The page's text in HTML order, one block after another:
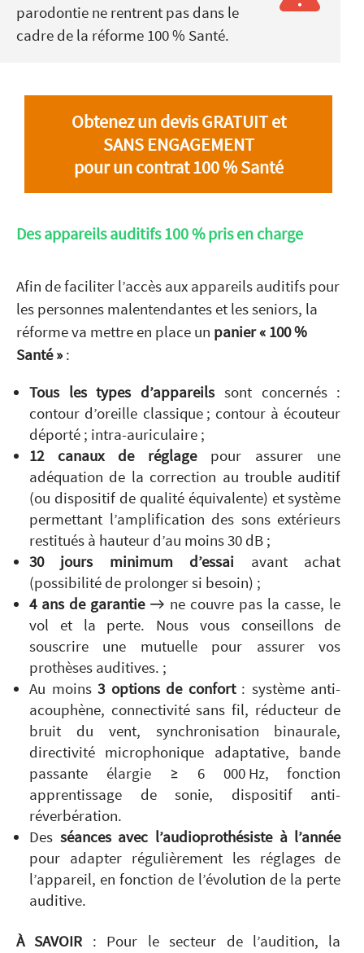
parodontie ne rentrent pas dans le
cadre de la réforme 100 % Santé.
Obtenez un devis GRATUIT et
SANS ENGAGEMENT
pour un contrat 100 % Santé
Des appareils auditifs 100 % pris en charge
Afin de faciliter l’accès aux appareils auditifs pour
les personnes malentendantes et les seniors, la
réforme va mettre en place un panier « 100 %
Santé » :
Tous les types d’appareils sont concernés :
contour d’oreille classique ; contour à écouteur
déporté ; intra-auriculaire ;
12 canaux de réglagepour assurer une
adéquation de la correction au trouble auditif
(ou dispositif de qualité équivalente) et système
permettant l’amplification des sons extérieurs
restitués à hauteur d’au moins 30 dB ;
30 jours minimum d’essai avant achat
(possibilité de prolonger si besoin) ;
4 ans de garantie → ne couvre pas la casse, le
vol et la perte. Nous vous conseillons de
souscrire une mutuelle pour assurer vos
prothèses auditives. ;
Au moins3 options de confort: système anti-
acouphène, connectivité sans fil, réducteur de
bruit du vent, synchronisation binaurale,
directivité microphonique adaptative, bande
passante élargie ≥ 6 000 Hz, fonction
apprentissage de sonie, dispositif anti-
réverbération.
Des séances avec l’audioprothésiste à l’année
pour adapter régulièrement les réglages de
l’appareil, en fonction de l’évolution de la perte
auditive.
À SAVOIR: Pour le secteur de l’audition, la